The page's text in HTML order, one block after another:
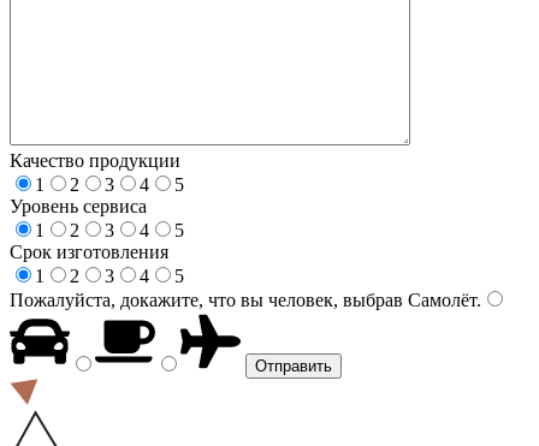
Качество продукции
1
2 3 4
5
Уровень сервиса
1
2 3 4
5
Срок изготовления
1
2 3 4
5
Пожалуйста, докажите, что вы человек, выбрав Самолёт.